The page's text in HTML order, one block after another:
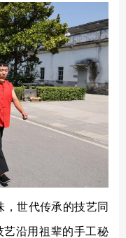
世代传承的技艺同
沿用祖辈的手工秘